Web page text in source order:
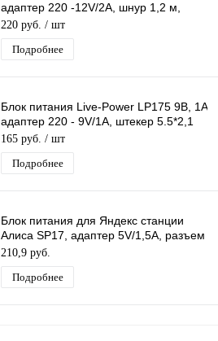
адаптер 220 -12V/2A, шнур 1,2 м,
штекер 5.5*2,5 мм
220 руб. / шт
Подробнее
Блок питания Live-Power LP175 9В, 1A
адаптер 220 - 9V/1A, штекер 5.5*2,1
мм, длина 1,3м
165 руб. / шт
Подробнее
Блок питания для Яндекс станции
Алиса SP17, адаптер 5V/1,5A, разъем
Type-C, кабель 1,8м (черный)
210,9 руб.
Подробнее